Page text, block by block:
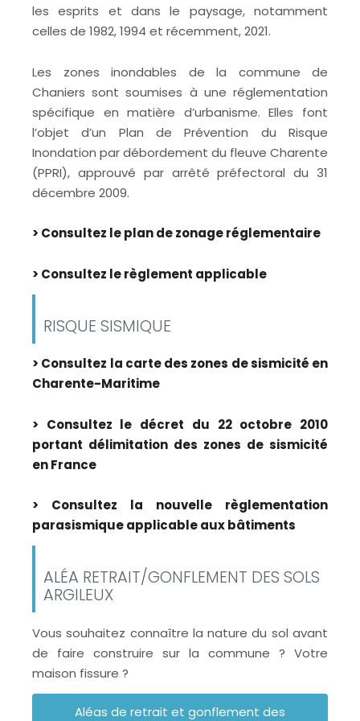
les esprits et dans le paysage, notamment
celles de 1982, 1994 et récemment, 2021.
Les zones inondables de la commune de
Chaniers sont soumises à une réglementation
spécifique en matière d’urbanisme. Elles font
l’objet d’un Plan de Prévention du Risque
Inondation par débordement du fleuve Charente
(PPRI), approuvé par arrêté préfectoral du 31
décembre 2009.
> Consultez le plan de zonage réglementaire
> Consultez le règlement applicable
RISQUE SISMIQUE
> Consultez la carte des zones de sismicité en
Charente-Maritime
> Consultez le décret du 22 octobre 2010
portant délimitation des zones de sismicité
en France
> Consultez la nouvelle règlementation
parasismique applicable aux bâtiments
ALÉA RETRAIT/GONFLEMENT DES SOLS
ARGILEUX
Vous souhaitez connaître la nature du sol avant
de faire construire sur la commune ? Votre
maison fissure ?
Aléas de retrait et gonflement des